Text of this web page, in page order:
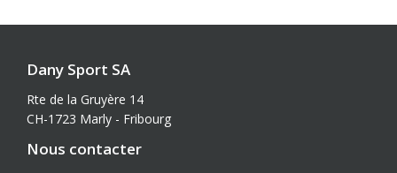
Dany Sport SA
Rte de la Gruyère 14
CH-1723 Marly - Fribourg
Nous contacter